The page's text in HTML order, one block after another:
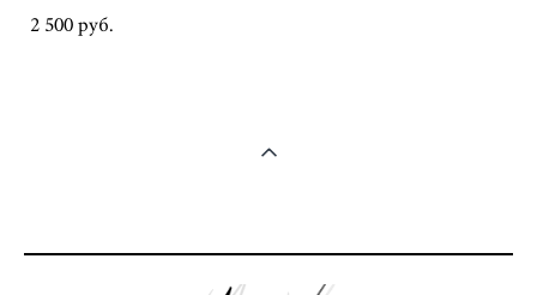
2 500 pуб.